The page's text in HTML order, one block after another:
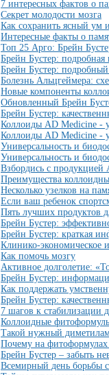
7 интересных фактов о
Секрет молодости мозга
Как сохранить ясный ум
Интересные факты о
Топ 25 Арго: Брейн
Брейн Бустер:
Брейн Бустер: подробный
Болезнь Альцгеймера:
Новые компоненты
Обновленный Брейн
Брейн Бустер:
Коллоиды AD Medicine -
Коллоиды AD Medicine -
Универсальность и
Универсальность и
Взбордись с продукцией
Преимущества
Несколько узелков на
Если ваш ребенок
Пять лучших продуктов
Брейн Бустер:
Брейн Бустер: краткая
Клинико-экономическое
Как помочь мозгу
Активное долголетие:
Брейн Бустер:
Как поддержать
Брейн Бустер:
7 шагов к стабилизации
Коллоидные
Такой нужный
Почему на
Брейн Бустер – забыть
Всемирный день борьбы